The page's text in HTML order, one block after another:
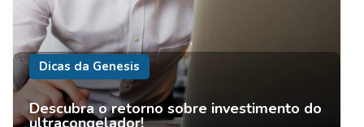
Dicas da Genesis
Descubra o retorno sobre investimento do
ultracongelador!